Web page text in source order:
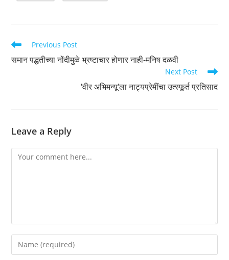
Read
articles
Previous Post
समान पद्धतीच्या नोंदीमुळे भ्रष्टाचार होणार नाही-मनिष दळवी
Next Post
‘वीर अभिमन्यू‘ला नाट्यप्रेमींचा उत्स्फूर्त प्रतिसाद
Leave a Reply
Comment
Enter
your